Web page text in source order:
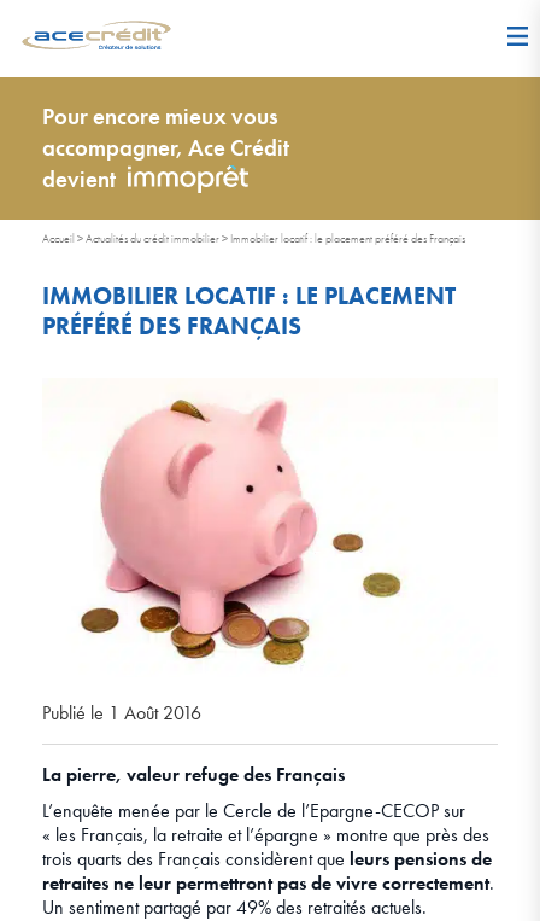
Pour encore mieux vous
accompagner, Ace Crédit
devient
Accueil >Actualités du crédit immobilier> Immobilier locatif : le placement préféré des Français
IMMOBILIER LOCATIF : LE PLACEMENT
PRÉFÉRÉ DES FRANÇAIS
Publié le 1 Août 2016
La pierre, valeur refuge des Français
L’enquête menée par le Cercle de l’Epargne-CECOP sur
« les Français, la retraite et l’épargne » montre que près des
trois quarts des Français considèrent que leurs pensions de
retraites ne leur permettront pas de vivre correctement.
Un sentiment partagé par 49% des retraités actuels.